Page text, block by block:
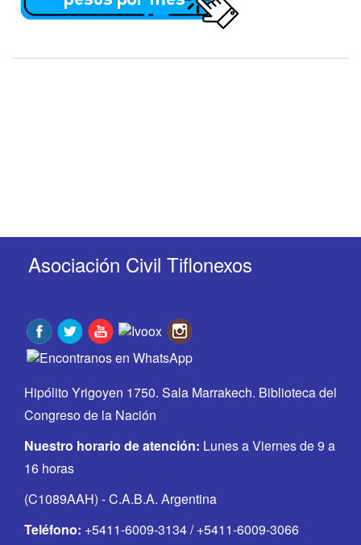
Asociación Civil Tiflonexos
Hipólito Yrigoyen 1750. Sala Marrakech. Biblioteca del
Congreso de la Nación
Nuestro horario de atención: Lunes a Viernes de 9 a
16 horas
(C1089AAH) - C.A.B.A. Argentina
Teléfono: +5411-6009-3134 / +5411-6009-3066